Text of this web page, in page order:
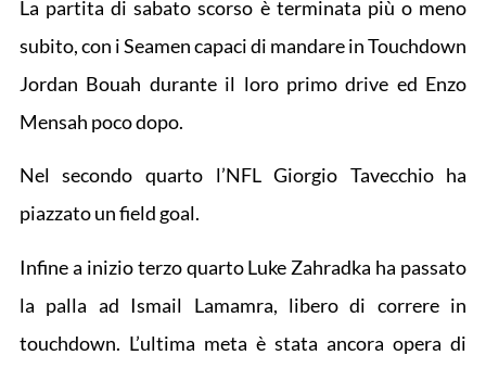
La partita di sabato scorso è terminata più o meno
subito, con i Seamen capaci di mandare in Touchdown
Jordan Bouah durante il loro primo drive ed Enzo
Mensah poco dopo.
Nel secondo quarto l’NFL Giorgio Tavecchio ha
piazzato un field goal.
Infine a inizio terzo quarto Luke Zahradka ha passato
la palla ad Ismail Lamamra, libero di correre in
touchdown. L’ultima meta è stata ancora opera di